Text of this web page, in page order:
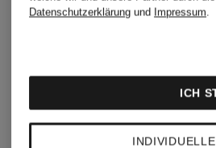
Datenschutzerklärung und Impressum.
ICH